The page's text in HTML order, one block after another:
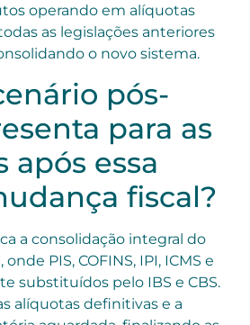
operando em alíquotas
as legislações anteriores
o novo sistema.
pós-
para as
após essa
fiscal?
a consolidação integral do
PIS, COFINS, IPI, ICMS e
substituídos pelo IBS e CBS.
alíquotas definitivas e a